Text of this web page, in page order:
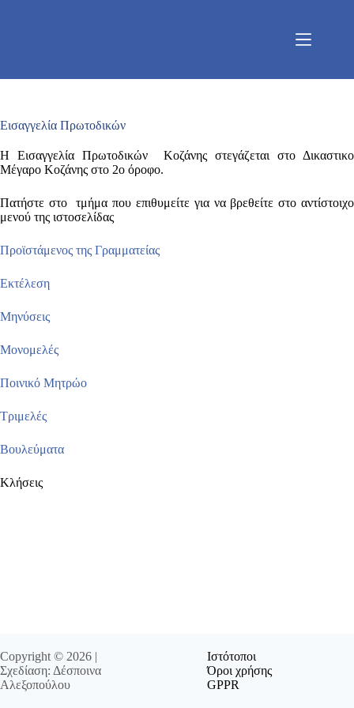
Εισαγγελία Πρωτοδικών
Η Εισαγγελία Πρωτοδικών Κοζάνης στεγάζεται στο Δικαστικο
Μέγαρο Κοζάνης στο 2ο όροφο.
Πατήστε στο τμήμα που επιθυμείτε για να βρεθείτε στο αντίστοιχο
μενού της ιστοσελίδας
Προϊστάμενος της Γραμματείας
Εκτέλεση
Μηνύσεις
Μονομελές
Ποινικό Μητρώο
Τριμελές
Βουλεύματα
Κλήσεις
Copyright © 2026 |
Σχεδίαση: Δέσποινα
Αλεξοπούλου
Ιστότοποι
Όροι χρήσης
GPPR